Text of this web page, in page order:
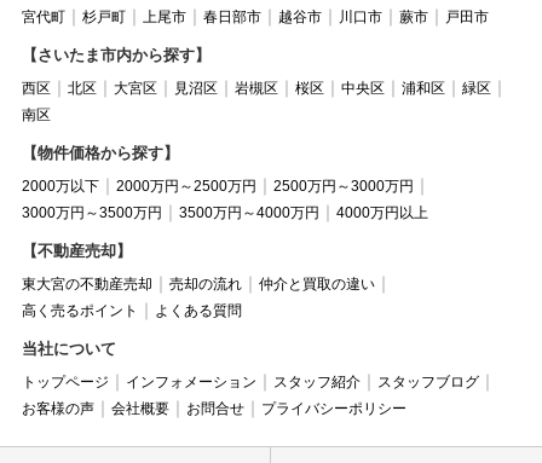
宮代町
杉戸町 上尾市 春日部市 越谷市 川口市 蕨市 戸田市
【さいたま市内から探す】
西区 北区 大宮区 見沼区 岩槻区 桜区 中央区 浦和区
緑区
南区
【物件価格から探す】
2000万以下 2000万円～2500万円
2500万円～3000万円
3000万円～3500万円
3500万円～4000万円 4000万円以上
【不動産売却】
東大宮の不動産売却 売却の流れ
仲介と買取の違い
高く売るポイント
よくある質問
当社について
トップページ インフォメーション スタッフ紹介
スタッフブログ
お客様の声
会社概要 お問合せ プライバシーポリシー